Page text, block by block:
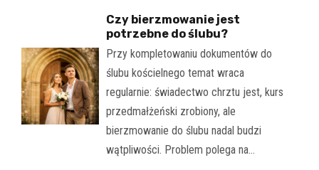
Czy bierzmowanie jest
potrzebne do ślubu?
Przy kompletowaniu dokumentów do
ślubu kościelnego temat wraca
regularnie: świadectwo chrztu jest, kurs
przedmałżeński zrobiony, ale
bierzmowanie do ślubu nadal budzi
wątpliwości. Problem polega na…